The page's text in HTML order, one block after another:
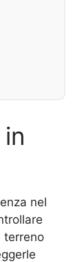
nel
terreno